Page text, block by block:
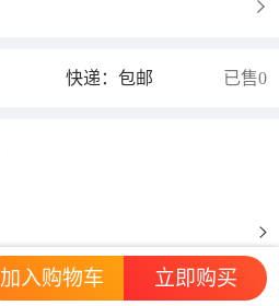
快递：包邮 已售0
加入购物车 立即购买